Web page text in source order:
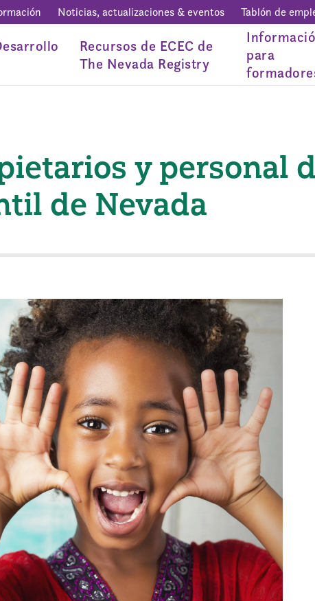
Noticias, actualizaciones & eventos Tablón de
Recursos de ECEC de
The Nevada Registry
para
y personal
de Nevada